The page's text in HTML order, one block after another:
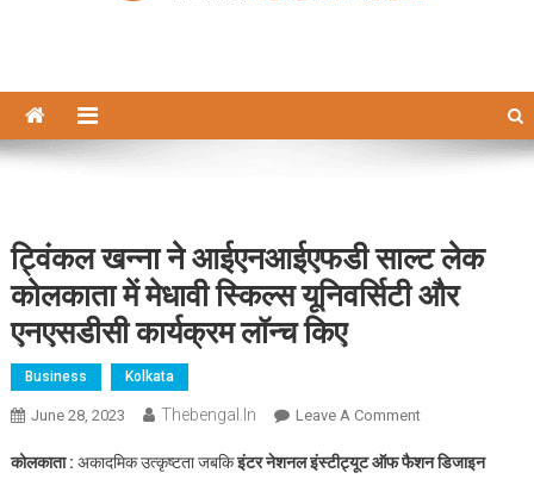
ट्विंकल खन्ना ने आईएनआईएफडी साल्ट लेक
कोलकाता में मेधावी स्किल्स यूनिवर्सिटी और
एनएसडीसी कार्यक्रम लॉन्च किए
Business Kolkata
June 28, 2023 Thebengal.in Leave A CommentOn
खन्ना
कोलकाता : अकादमिक उत्कृष्टता जबकिइंटर नेशनल इंस्टीट्यूट ऑफ फैशन डिजाइन